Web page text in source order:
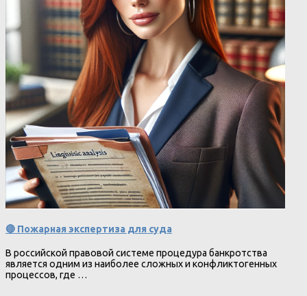
🔴 Пожарная экспертиза для суда
В российской правовой системе процедура банкротства
является одним из наиболее сложных и конфликтогенных
процессов, где …